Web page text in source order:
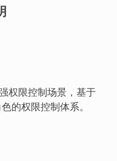
权限控制场景，基于
的权限控制体系。